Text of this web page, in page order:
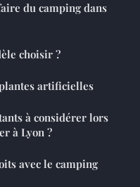
du camping dans
choisir ?
artificielles
à considérer lors
à Lyon ?
avec le camping